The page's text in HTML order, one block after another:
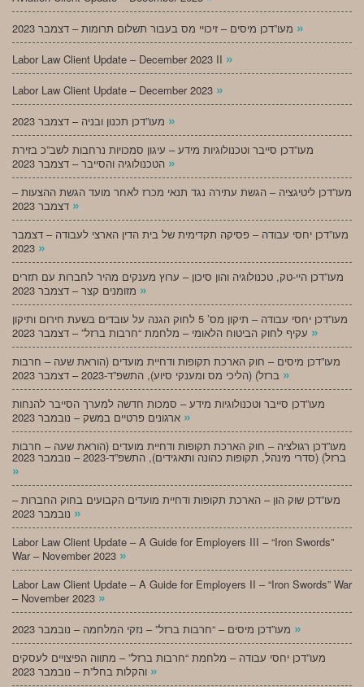
»
Labor Law Client Update – December 2023 II »
Labor Law Client Update – December 2023 »
»
מעו”דכן סייבר וטכנולוגיות מידע – עיגון סמכויות נרחבות לשב”כ בזירת
»
מעו”דכן ליטיגציה – הגשת עתירה נגד תנאי מכרז לאחר מועד הגשת ההצעות –
»
מעו”דכן יחסי עבודה – פסיקה תקדימית של בית הדין הארצי לעבודה – דצמבר
»
מעו”דכן היי-טק, טכנולוגיה והון סיכון – ערוץ מענקים מהיר לחברות עם תזרים
»
מעו”דכן יחסי עבודה – תיקון מס’ 5 לחוק הגנה על עובדים בשעת חירום ותיקון
»
מעו”דכן מיסים – חוק הארכת תקופות ודחיית מועדים (הוראת שעה – חרבות
»
מעו”דכן סייבר וטכנולוגיות מידע – סמכות חדשה למערך הסייבר להנחות
»
מעו”דכן רגולציה – חוק הארכת תקופות ודחיית מועדים (הוראת שעה – חרבות
ברזל) (סדרי מינהל, תקופות כהונה ותאגידים), התשפ”ד-2023 – נובמבר 2023
»
מעו”דכן שוק הון – הארכת תקופות ודחיית מועדים הקבועים בחוק החברות –
»
Labor Law Client Update – A Guide for Employers III – “Iron Swords”
War – November 2023 »
Labor Law Client Update – A Guide for Employers II – “Iron Swords” War
– November 2023 »
»
מעו”דכן יחסי עבודה – מלחמת “חרבות ברזל” – מתווה הפיצויים לעסקים
»